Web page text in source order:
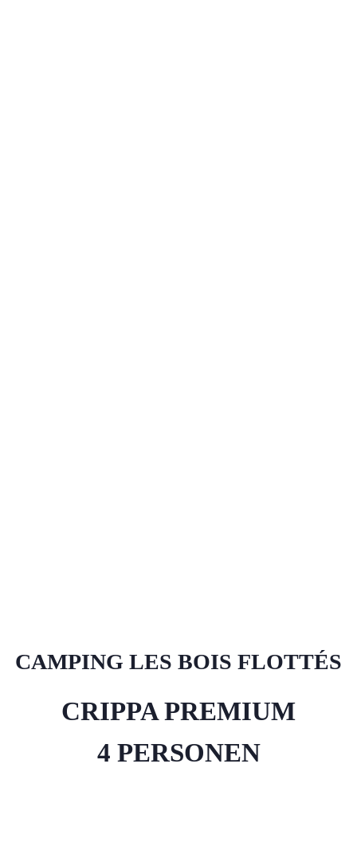
CAMPING LES BOIS FLOTTÉS
CRIPPA PREMIUM
4 PERSONEN